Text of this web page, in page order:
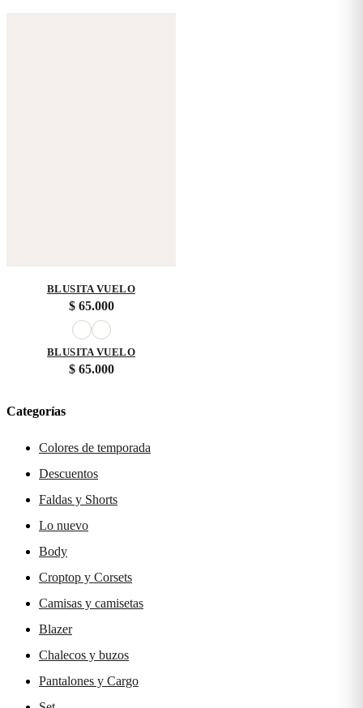
BLUSITA VUELO
$65.000
BLUSITA VUELO
$65.000
Categorías
Colores de temporada
Descuentos
Faldas y Shorts
Lo nuevo
Body
Croptop y Corsets
Camisas y camisetas
Blazer
Chalecos y buzos
Pantalones y Cargo